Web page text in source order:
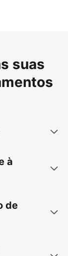
suas
à
de